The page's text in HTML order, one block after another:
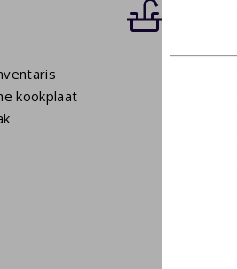
kookplaat